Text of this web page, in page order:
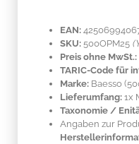
EAN:
SKU: 500OPM25
Preis ohne MwSt.:
TARIC-Code für
Marke: Baesso
Lieferumfang: 1x
Taxonomie /
Angaben zur